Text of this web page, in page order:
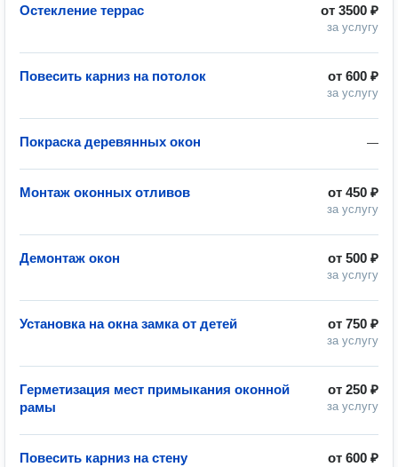
от 3500 ₽
за услугу
Остекление террас
от 600 ₽
за услугу
Повесить карниз на потолок
—
Покраска деревянных окон
от 450 ₽
за услугу
Монтаж оконных отливов
от 500 ₽
за услугу
Демонтаж окон
от 750 ₽
за услугу
Установка на окна замка от детей
от 250 ₽
за услугу
Герметизация мест примыкания оконной
рамы
от 600 ₽
Повесить карниз на стену